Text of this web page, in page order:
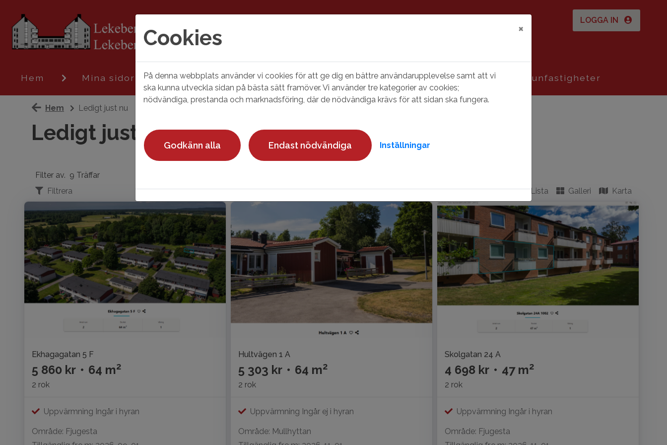
LOGGA IN
Hem Mina sidor Ledigt just nu Söka bostad Våra fastigheter Lekebergs kommunfastigheter
Hem Ledigt just nu
Ledigt just nu
Filter av. 9 Träffar
Filtrera
Lista Galleri Karta
Ekhagagatan 5 F
5 860 kr • 64 m2
2 rok
Uppvärmning Ingår i hyran
Område: Fjugesta
Hultvägen 1 A
5 303 kr • 64 m2
2 rok
Uppvärmning Ingår ej i hyran
Område: Mullhyttan
Skolgatan 24 A
4 698 kr • 47 m2
2 rok
Uppvärmning Ingår i hyran
Område: Fjugesta
Cookies ×
På denna webbplats använder vi cookies för att ge dig en bättre användarupplevelse samt att vi
ska kunna utveckla sidan på bästa sätt framöver. Vi använder tre kategorier av cookies;
nödvändiga, prestanda och marknadsföring, där de nödvändiga krävs för att sidan ska fungera.
Godkänn alla Endast nödvändiga Inställningar